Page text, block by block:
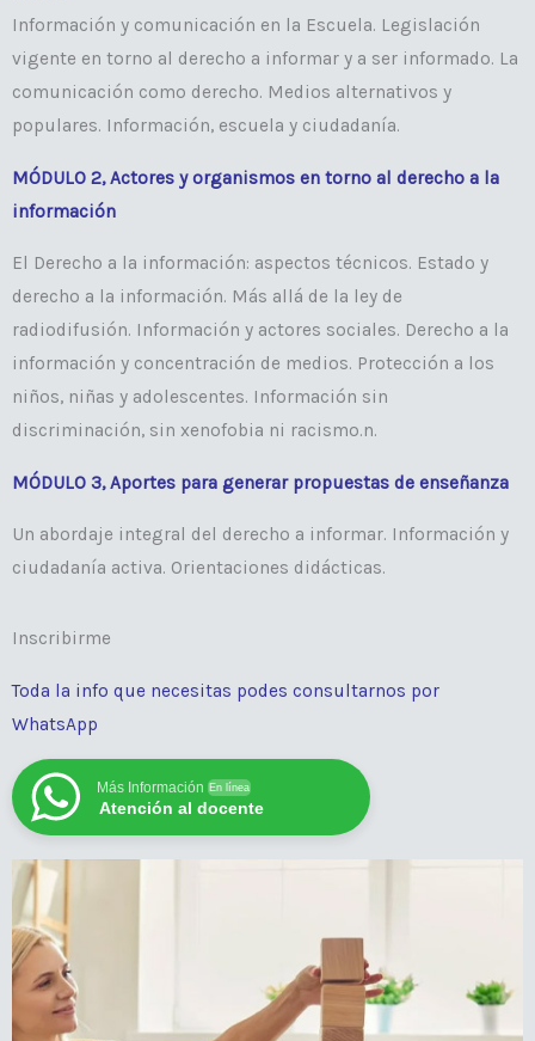
Información y comunicación en la Escuela. Legislación
vigente en torno al derecho a informar y a ser informado. La
comunicación como derecho. Medios alternativos y
populares. Información, escuela y ciudadanía.
MÓDULO 2, Actores y organismos en torno al derecho a la
información
El Derecho a la información: aspectos técnicos. Estado y
derecho a la información. Más allá de la ley de
radiodifusión. Información y actores sociales. Derecho a la
información y concentración de medios. Protección a los
niños, niñas y adolescentes. Información sin
discriminación, sin xenofobia ni racismo.n.
MÓDULO 3, Aportes para generar propuestas de enseñanza
Un abordaje integral del derecho a informar. Información y
ciudadanía activa. Orientaciones didácticas.
Inscribirme
Toda la info que necesitas podes consultarnos por
WhatsApp
Más Información En línea
Atención al docente